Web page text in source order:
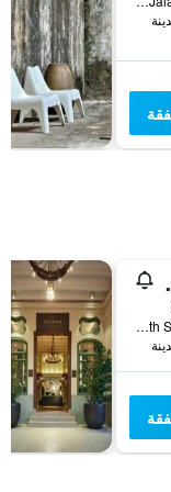
14, Leith Street, George Town, جورج تاون, ماليزيا